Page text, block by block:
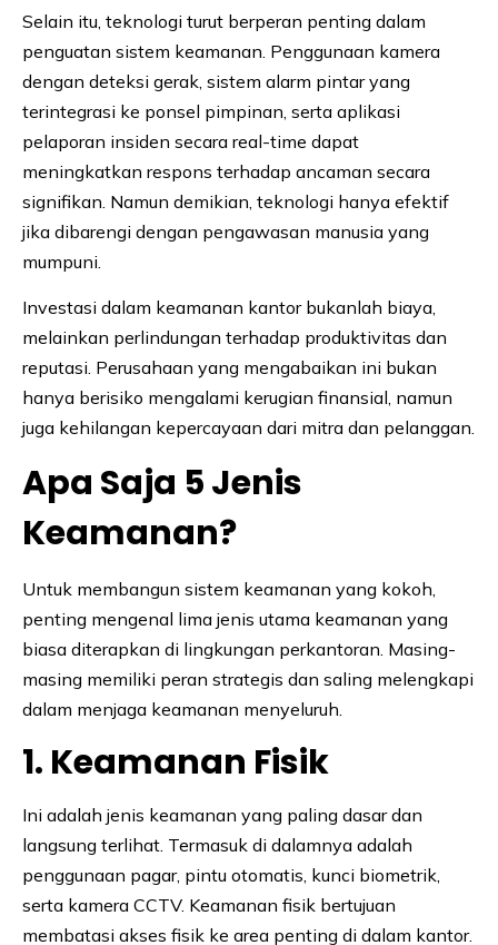
Selain itu, teknologi turut berperan penting dalam
penguatan sistem keamanan. Penggunaan kamera
dengan deteksi gerak, sistem alarm pintar yang
terintegrasi ke ponsel pimpinan, serta aplikasi
pelaporan insiden secara real-time dapat
meningkatkan respons terhadap ancaman secara
signifikan. Namun demikian, teknologi hanya efektif
jika dibarengi dengan pengawasan manusia yang
mumpuni.
Investasi dalam keamanan kantor bukanlah biaya,
melainkan perlindungan terhadap produktivitas dan
reputasi. Perusahaan yang mengabaikan ini bukan
hanya berisiko mengalami kerugian finansial, namun
juga kehilangan kepercayaan dari mitra dan pelanggan.
Apa Saja 5 Jenis
Keamanan?
Untuk membangun sistem keamanan yang kokoh,
penting mengenal lima jenis utama keamanan yang
biasa diterapkan di lingkungan perkantoran. Masing-
masing memiliki peran strategis dan saling melengkapi
dalam menjaga keamanan menyeluruh.
1. Keamanan Fisik
Ini adalah jenis keamanan yang paling dasar dan
langsung terlihat. Termasuk di dalamnya adalah
penggunaan pagar, pintu otomatis, kunci biometrik,
serta kamera CCTV. Keamanan fisik bertujuan
membatasi akses fisik ke area penting di dalam kantor.